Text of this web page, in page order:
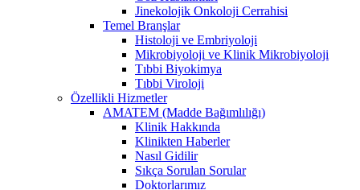
Jinekolojik Onkoloji Cerrahisi
Temel Branşlar
Histoloji ve Embriyoloji
Mikrobiyoloji ve Klinik Mikrobiyoloji
Tıbbi Biyokimya
Tıbbi Viroloji
Özellikli Hizmetler
AMATEM (Madde Bağımlılığı)
Klinik Hakkında
Klinikten Haberler
Nasıl Gidilir
Sıkça Sorulan Sorular
Doktorlarımız